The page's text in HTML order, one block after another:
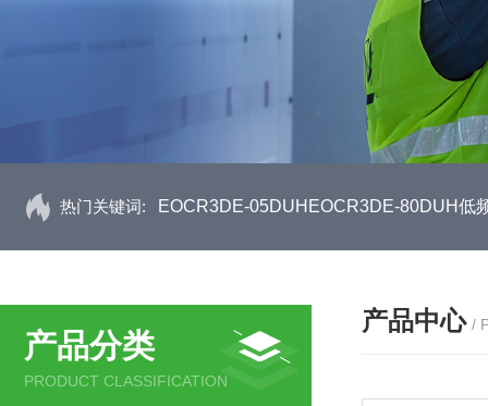
热门关键词: EOCR3DE-05DUHEOCR3DE-80DUH低
产品分类
PRODUCT CLASSIFICATION
产品中心 /